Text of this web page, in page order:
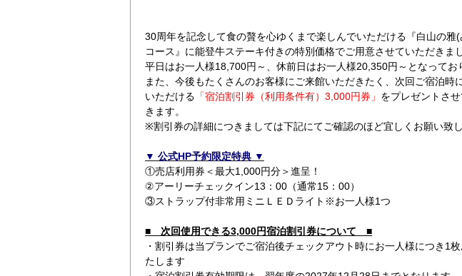
30周年を記念して食の贅を心ゆくまで楽しんでいただける『白山の雅(
コース』に能登牛ステーキ付きの特別価格でご用意させていただきまし
平日はお一人様18,700円～、休前日はお一人様20,350円～となってお
また、今後もたくさんのお客様にご来館いただきたく、次回ご宿泊時
いただける 「宿泊割引券（利用条件有）3,000円券」 をプレゼントさ
きます。
※割引券の詳細につきましては下記にてご確認のほど宜しくお願い致し
▼ 公式HP予約限定特典 ▼
①売店利用券＜最大1,000円分＞進呈！
②アーリーチェックイン13：00（通常15：00）
③ストラップ付非常用ミニＬＥＤライト※お一人様1つ
■ 次回使用できる3,000円宿泊割引券について ■
・割引券は当プランでご宿泊後チェックアウト時にお一人様につき1
たします